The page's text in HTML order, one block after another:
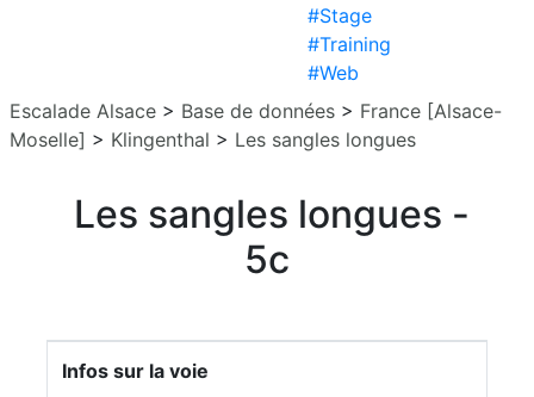
#Stage
#Training
#Web
Escalade Alsace > Base de données > France [Alsace-
Moselle] > Klingenthal > Les sangles longues
Les sangles longues -
5c
Infos sur la voie